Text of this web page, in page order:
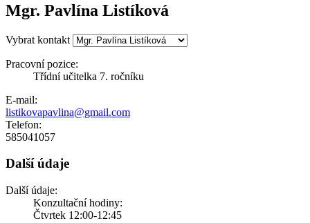
Mgr. Pavlína Listíková
Vybrat kontakt
Pracovní pozice:
Třídní učitelka 7. ročníku
E-mail:
listikovapavlina@gmail.com
Telefon:
585041057
Další údaje
Další údaje:
Konzultační hodiny:
Čtvrtek 12:00-12:45